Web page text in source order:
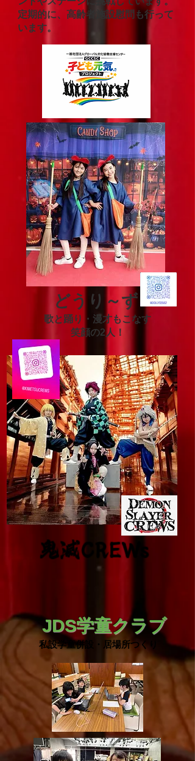
​定期的に、高齢者施設慰問も行って
います。
​どうり～ず
歌と踊り・漫才もこなす
​笑顔の2人！
​鬼滅CREWs
​ JDS学童クラブ
​私設学童併設・居場所つくり